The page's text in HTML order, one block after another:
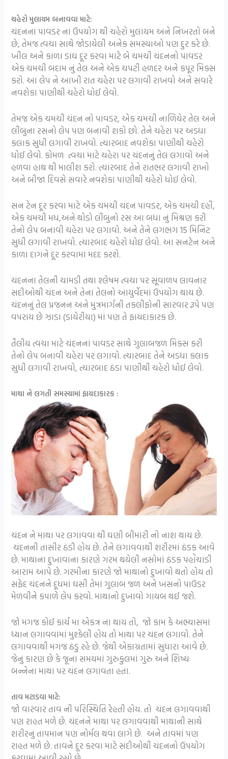
ચહેરો મુલાયમ બનાવવા માટે:
ચંદનના પાવડર ના ઉપયોગ થી ચહેરો મુલાયમ અને નિખરતો બને
છે, તેમજ ત્વચા સાથે જોડાયેલી અનેક સમસ્યાઓ પણ દુર કરે છે.
ખીલ અને કાળા ડાઘ દૂર કરવા માટે બે ચમચી ચંદનનો પાવડર
એક ચમચી બદામ નું તેલ અને એક ચપટી હળદર અને કપૂર મિક્સ
કરો. આ લેપ ને આખી રાત ચહેરા પર લગાવી રાખવો અને સવારે
નવશેકા પાણીથી ચહેરો ધોઈ લેવો.
તેમજ એક ચમચી ચંદન નો પાવડર, એક ચમચી નાળિયેર તેલ અને
લીંબુના રસનો લેપ પણ બનાવી શકો છો. તેને ચહેરા પર અડધા
કલાક સુધી લગાવી રાખવો. ત્યારબાદ નવશેકા પાણીથી ચહેરો
ધોઈ લેવો. કોમળ ત્વચા માટે ચહેરા પર ચંદનનું તેલ લગાવો અને
હળવા હાથ થી માલીશ કરો. ત્યારબાદ તેને રાતભર લગાવી રાખો
અને બીજા દિવસે સવારે નવશેકા પાણીથી ચહેરો ધોઈ લેવો.
સન ટેન દૂર કરવા માટે એક ચમચી ચંદન પાવડર, એક ચમચી દહીં,
એક ચમચી મધ,અને થોડો લીંબુનો રસ આ બધા નું મિશ્રણ કરી
તેનો લેપ બનાવી ચહેરા પર લગાવો. અને તેને લગભગ 15 મિનિટ
સુધી લગાવી રાખવો. ત્યારબાદ ચહેરો ધોઇ લેવો. આ સનટેન અને
કાળા દાગને દૂર કરવામાં મદદ કરશે.
ચંદનના તેલની ચામડી તથા શ્લેષમ ત્વચા પર સૂંવાળપ લાવનાર
સદીઓથી ચંદન અને તેના તેલનો આયુર્વેદમાં ઉપયોગ થાય છે.
ચંદનનું તેલ પ્રજનન અને મુત્રમાર્ગની તકલીફોની સારવાર રૂપે પણ
વપરાય છે ઝાડા (ડાયેરીયા) માં પણ તે ફાયદાકારક છે.
તૈલીય ત્વચા માટે ચંદનનાં પાવડર સાથે ગુલાબજળ મિક્સ કરી
તેનો લેપ બનાવી ચહેરા પર લગાવો. ત્યારબાદ તેને અડધા કલાક
સુધી લગાવી રાખવો, ત્યારબાદ ઠંડા પાણીથી ચહેરો ધોઈ લેવો.
માથા ને લગતી સમસ્યામાં ફાયદાકારક :
ચંદન ને માથા પર લગાવવા થી ઘણી બીમારી નો નાશ થાય છે.
ચંદનની તાસીર ઠંડી હોય છે. તેને લગાવવાથી શરીરમાં ઠંડક આવે
છે. માથાના દુખાવાના કારણે ગરમ થયેલી નસોમાં ઠંડક પહોંચાડી
આરામ આપે છે. ગરમીના કારણે જો માથાનો દુખાવો થતો હોય તો
સફેદ ચંદનને દૂધમાં ઘસી તેમાં ગુલાબ જળ અને ખસનો પાઉડર
મેળવીને કપાળે લેપ કરવો. માથાનો દુખાવો ગાયબ થઈ જશે.
જો મગજ કોઈ કાર્ય મા એકત્ર ના થાય તો, જો કામ કે અભ્યાસમાં
ધ્યાન લગાવવામાં મુશ્કેલી હોય તો માથા પર ચંદન લગાવો. તેને
લગાવવાથી મગજ ઠંડુ રહે છે. જેથી એકાગ્રતામાં સુધારા આવે છે.
જેનું કારણ છે કે જૂના સમયમાં ગુરુકુલમાં ગુરુ અને શિષ્ય
બન્નેના માથા પર ચંદન લગાવતા હતા.
તાવ મટાડવા માટે:
જો વારંવાર તાવ ની પરિસ્થિતિ રેહતી હોય. તો ચંદન લગાવવાથી
પણ રાહત મળે છે. ચંદનને માથા પર લગાવવાથી માથાની સાથે
શરીરનું તાપમાન પણ નોર્મલ થવા લાગે છે. અને તાવમાં પણ
રાહત મળે છે. તાવને દૂર કરવા માટે સદીઓથી ચંદનનો ઉપયોગ